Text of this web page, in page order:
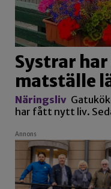
Systrar
matställe
Näringsliv
har fått nytt liv.
Annons